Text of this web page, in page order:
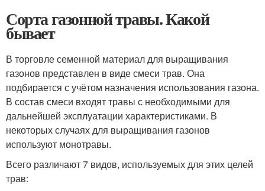
Сорта газонной травы. Какой
бывает
В торговле семенной материал для выращивания
газонов представлен в виде смеси трав. Она
подбирается с учётом назначения использования газона.
В состав смеси входят травы с необходимыми для
дальнейшей эксплуатации характеристиками. В
некоторых случаях для выращивания газонов
используют монотравы.
Всего различают 7 видов, используемых для этих целей
трав: